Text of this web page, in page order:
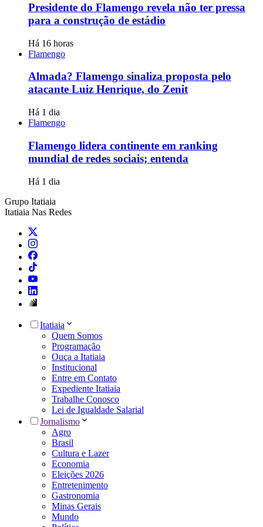
Presidente do Flamengo revela não ter pressa
para a construção de estádio
Há 16 horas
Flamengo
Almada? Flamengo sinaliza proposta pelo
atacante Luiz Henrique, do Zenit
Há 1 dia
Flamengo
Flamengo lidera continente em ranking
mundial de redes sociais; entenda
Há 1 dia
Grupo Itatiaia
Itatiaia Nas Redes
Itatiaia
Quem Somos
Programação
Ouça a Itatiaia
Institucional
Entre em Contato
Expediente Itatiaia
Trabalhe Conosco
Lei de Igualdade Salarial
Jornalismo
Agro
Brasil
Cultura e Lazer
Economia
Eleições 2026
Entretenimento
Gastronomia
Minas Gerais
Mundo